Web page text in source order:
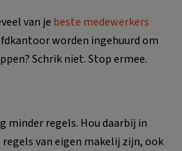
van je beste medewerkers
worden ingehuurd om
Schrik niet. Stop ermee.
minder regels. Hou daarbij in
van eigen makelij zijn, ook